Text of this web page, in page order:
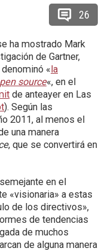
26
ha mostrado Mark
de Gartner,
«la
source«, en el
de anteayer en Las
). Según las
2011, al menos el
una manera
, que se convertirá en
en el
«visionaria» a estas
de los directivos»,
de tendencias
de muchos
de alguna manera